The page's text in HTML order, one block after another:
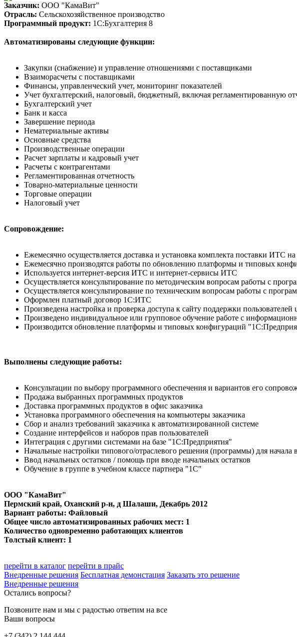
Заказчик: ООО "КамаВит"
Отрасль: Сельскохозяйственное производство
Программный продукт: 1С:Бухгалтерия 8
Автоматизированы следующие функции:
Закупки (снабжение) и управление отношениями с поставщиками
Взаиморасчеты с поставщиками
Финансы, управленческий учет, мониторинг показателей
Учет бухгалтерский, налоговый, бюджетный, включая регламентированную
Бухгалтерский учет
Банк и касса
Завершение периода
Нематериальные активы
Основные средства
Производственные операции
Расчет зарплаты и кадровый учет
Расчеты с контрагентами
Регламентированная отчетность
Товарно-материальные ценности
Торговые операции
Налоговый учет
Сопровождение:
Ежемесячно осуществляется доставка и установка комплекта поставки ИТС на
Ежемесячно производятся работы по обновлению платформы и типовых
Используется интернет-версия ИТС и интернет-сервисы ИТС
Осуществляется консультирование по методическим вопросам работы с
Осуществляется консультирование по техническим вопросам работы с
Оформлен платный договор 1С:ИТС
Произведена настройка и проверка доступа к сайту поддержки пользователей
Произведено индивидуальное или групповое обучение работе с
Производится обновление платформы и типовых конфигураций
Выполнены следующие работы:
Консультации по выбору программного обеспечения и вариантов его
Продажа выбранных программных продуктов
Доставка программных продуктов в офис заказчика
Установка программного обеспечения на компьютеры заказчика
Сбор и анализ требований заказчика к автоматизированной системе
Создание интерфейсов и наборов прав пользователей
Интеграция с другими системами на базе "1С:Предприятия"
Начальные настройки типового/отраслевого решения (программы) для начала
Ввод начальных остатков / помощь при вводе начальных остатков
Обучение в группе в учебном классе партнера "1С"
ООО "КамаВит"
Пермский край, Оханский р-н, д Шалаши, Декабрь 2012
Вариант работы: Файловый
Общее число автоматизированных рабочих мест: 1
Количество одновременно работающих клиентов
Толстый клиент: 1
перейти в каталог перейти в прайс
Внедренные решения Бесплатная демонстация Заказать это решение
Внедренные решения
Остались вопросы?
Позвоните нам и мы с радостью ответим на все
Ваши вопросы